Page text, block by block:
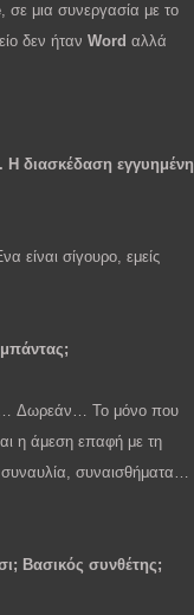
, σε μια συνεργασία με το
δεν ήταν Word αλλά
Η διασκέδαση εγγυημένη
είναι σίγουρο, εμείς
Δωρεάν… Το μόνο που
η άμεση επαφή με τη
συναυλία, συναισθήματα…
Βασικός συνθέτης;